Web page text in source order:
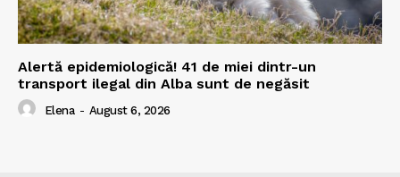
Alertă epidemiologică! 41 de miei dintr-un
transport ilegal din Alba sunt de negăsit
Elena - August 6, 2026